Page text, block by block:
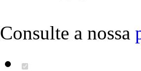
Consulte a nossa